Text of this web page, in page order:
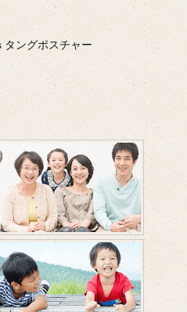
タングポスチャー